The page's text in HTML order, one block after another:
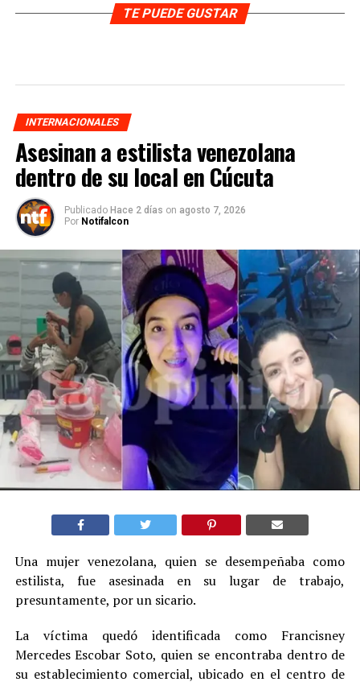
TE PUEDE GUSTAR
INTERNACIONALES
Asesinan a estilista venezolana
dentro de su local en Cúcuta
Publicado Hace 2 días on agosto 7, 2026
Por Notifalcon
Una mujer venezolana, quien se desempeñaba como
estilista, fue asesinada en su lugar de trabajo,
presuntamente, por un sicario.
La víctima quedó identificada como Francisney
Mercedes Escobar Soto, quien se encontraba dentro de
su establecimiento comercial, ubicado en el centro de